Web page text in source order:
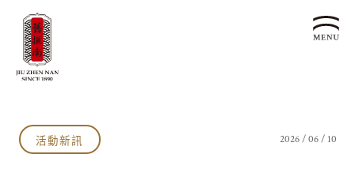
活動新訊 2026 / 06 / 10